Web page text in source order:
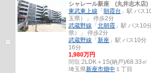
シャレール新座 (丸井志木店)
東武東上線 「 朝霞台 」駅 バス
玉県）」 停歩2分
武蔵野線 「 北朝霞 」駅 バス10
県）」 停歩2分
武蔵野線 「 新座 」駅 バス10分
16分
1,980万円
間取:2LDK＋1S(納戸)/68.33㎡
埼玉県新座市畑中 １丁目